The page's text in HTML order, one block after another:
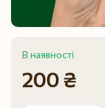
В наявності
200 ₴